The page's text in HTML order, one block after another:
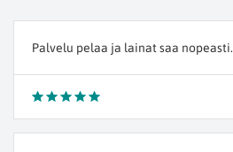
Palvelu pelaa ja lainat saa nopeasti.